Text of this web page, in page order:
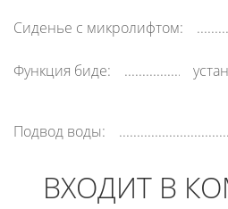
Сиденье с микролифтом:
Функция биде:
Подвод воды:
ВХОДИТ В